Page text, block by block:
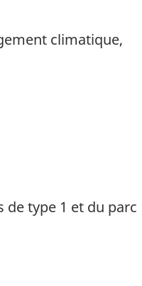
climatique,
de type 1 et du parc